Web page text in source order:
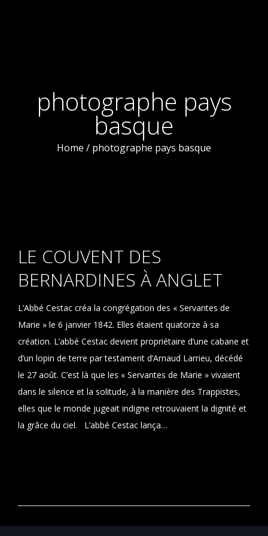
photographe pays
basque
Home / photographe pays basque
LE COUVENT DES
BERNARDINES À ANGLET
L’Abbé Cestac créa la congrégation des « Servantes de
Marie » le 6 janvier 1842. Elles étaient quatorze à sa
création. L’abbé Cestac devient propriétaire d’une cabane et
d’un lopin de terre par testament d’Arnaud Larrieu, décédé
le 27 août. C’est là que les « Servantes de Marie » vivaient
dans le silence et la solitude, à la manière des Trappistes,
elles que le monde jugeait indigne retrouvaient la dignité et
la grâce du ciel. L’abbé Cestac lança…